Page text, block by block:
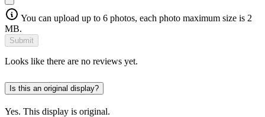
You can upload up to 6 photos, each photo maximum size is 2
MB.
Submit
Looks like there are no reviews yet.
Is this an original display?
Yes. This display is original.